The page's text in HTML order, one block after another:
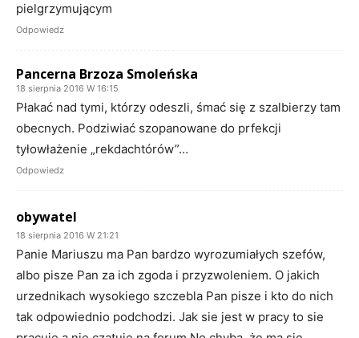
pielgrzymującym
Odpowiedz
Pancerna Brzoza Smoleńska
18 sierpnia 2016 W 16:15
Płakać nad tymi, którzy odeszli, śmać się z szalbierzy tam
obecnych. Podziwiać szopanowane do prfekcji
tyłowłażenie „rekdachtórów”…
Odpowiedz
obywatel
18 sierpnia 2016 W 21:21
Panie Mariuszu ma Pan bardzo wyrozumiałych szefów,
albo pisze Pan za ich zgoda i przyzwoleniem. O jakich
urzednikach wysokiego szczebla Pan pisze i kto do nich
tak odpowiednio podchodzi. Jak sie jest w pracy to sie